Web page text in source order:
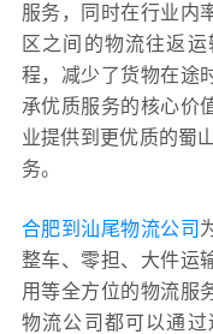
服务，同时在行业内
区之间的物流往返
程，减少了货物在途
承优质服务的核心价
业提供到更优质的蜀
务。
合肥到汕尾物流公司
整车、零担、大件运
用等全方位的物流服
物流公司都可以通